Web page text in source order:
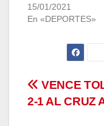
15/01/2021
En «DEPORTES»
VENCE
2-1 AL CRUZ